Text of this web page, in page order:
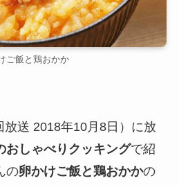
ご飯と鶏おかか
送 2018年10月8日）に放
おしゃべりクッキングで紹
の卵かけご飯と鶏おかかの